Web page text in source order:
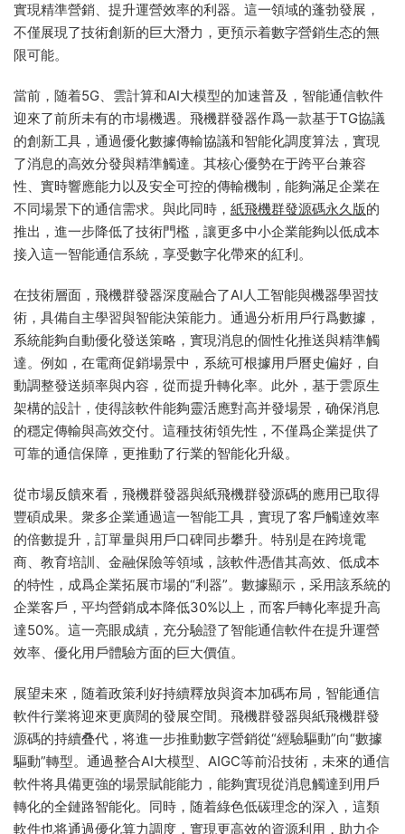
實現精準營銷、提升運營效率的利器。這一領域的蓬勃發展，
不僅展現了技術創新的巨大潛力，更預示着數字營銷生态的無
限可能。
當前，随着5G、雲計算和AI大模型的加速普及，智能通信軟件
迎來了前所未有的市場機遇。飛機群發器作爲一款基于TG協議
的創新工具，通過優化數據傳輸協議和智能化調度算法，實現
了消息的高效分發與精準觸達。其核心優勢在于跨平台兼容
性、實時響應能力以及安全可控的傳輸機制，能夠滿足企業在
不同場景下的通信需求。與此同時， 紙飛機群發源碼永久版的
推出，進一步降低了技術門檻，讓更多中小企業能夠以低成本
接入這一智能通信系統，享受數字化帶來的紅利。
在技術層面，飛機群發器深度融合了AI人工智能與機器學習技
術，具備自主學習與智能決策能力。通過分析用戶行爲數據，
系統能夠自動優化發送策略，實現消息的個性化推送與精準觸
達。例如，在電商促銷場景中，系統可根據用戶曆史偏好，自
動調整發送頻率與内容，從而提升轉化率。此外，基于雲原生
架構的設計，使得該軟件能夠靈活應對高并發場景，确保消息
的穩定傳輸與高效交付。這種技術領先性，不僅爲企業提供了
可靠的通信保障，更推動了行業的智能化升級。
從市場反饋來看，飛機群發器與紙飛機群發源碼的應用已取得
豐碩成果。衆多企業通過這一智能工具，實現了客戶觸達效率
的倍數提升，訂單量與用戶口碑同步攀升。特别是在跨境電
商、教育培訓、金融保險等領域，該軟件憑借其高效、低成本
的特性，成爲企業拓展市場的“利器”。數據顯示，采用該系統的
企業客戶，平均營銷成本降低30%以上，而客戶轉化率提升高
達50%。這一亮眼成績，充分驗證了智能通信軟件在提升運營
效率、優化用戶體驗方面的巨大價值。
展望未來，随着政策利好持續釋放與資本加碼布局，智能通信
軟件行業将迎來更廣闊的發展空間。飛機群發器與紙飛機群發
源碼的持續叠代，将進一步推動數字營銷從“經驗驅動”向“數據
驅動”轉型。通過整合AI大模型、AIGC等前沿技術，未來的通信
軟件将具備更強的場景賦能能力，能夠實現從消息觸達到用戶
轉化的全鏈路智能化。同時，随着綠色低碳理念的深入，這類
軟件也将通過優化算力調度，實現更高效的資源利用，助力企